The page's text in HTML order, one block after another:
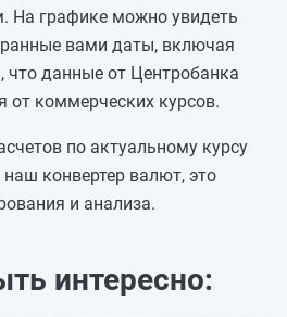
92,0234
-2,0587
94,0821
—
94,0821
—
94,0821
-0,3069
На графике можно увидеть
вами даты, включая
данные от Центробанка
от коммерческих курсов.
по актуальному курсу
конвертер валют, это
и анализа.
интересно: